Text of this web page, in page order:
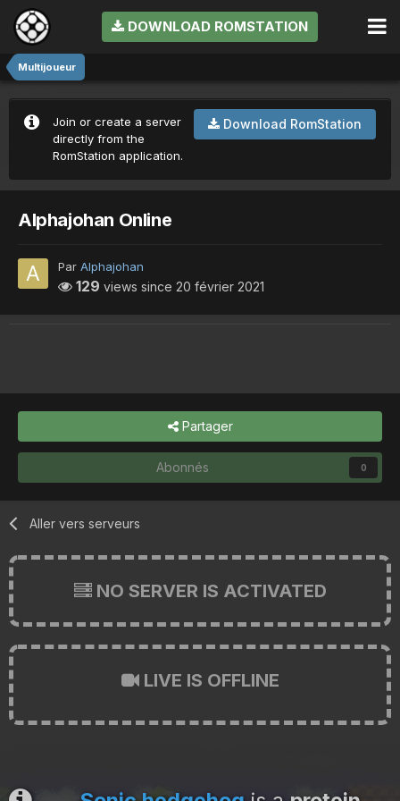
DOWNLOAD ROMSTATION
Multijoueur
Download RomStation
Join or create a server
directly from the
RomStation application.
Alphajohan Online
Par Alphajohan
129 views since 20 février 2021
Partager
Abonnés 0
Aller vers serveurs
NO SERVER IS ACTIVATED
LIVE IS OFFLINE